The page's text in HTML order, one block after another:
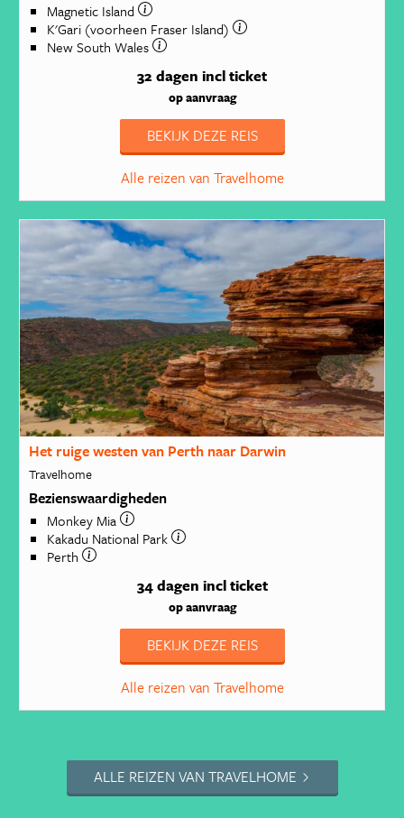
Magnetic Island
K'Gari (voorheen Fraser Island)
New South Wales
32 dagen incl ticket
op aanvraag
BEKIJK DEZE REIS
Alle reizen van Travelhome
Het ruige westen van Perth naar Darwin
Travelhome
Bezienswaardigheden
Monkey Mia
Kakadu National Park
Perth
34 dagen incl ticket
op aanvraag
BEKIJK DEZE REIS
Alle reizen van Travelhome
ALLE REIZEN VAN TRAVELHOME